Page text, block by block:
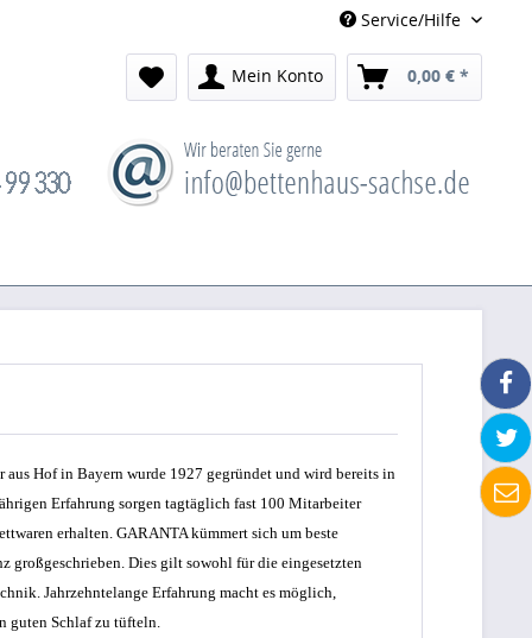
Service/Hilfe
Mein Konto 0,00 € *
Hof in Bayern wurde 1927 gegründet und wird bereits in
Erfahrung sorgen tagtäglich fast 100 Mitarbeiter
erhalten. GARANTA kümmert sich um beste
großgeschrieben. Dies gilt sowohl für die eingesetzten
Jahrzehntelange Erfahrung macht es möglich,
guten Schlaf zu tüfteln.